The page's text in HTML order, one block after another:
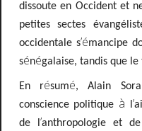
dissoute en Occident et
petites sectes
occidentale s’émancipe
sénégalaise, tandis que
En résumé, Alain
conscience politique à ’
de l ’anthropologie et